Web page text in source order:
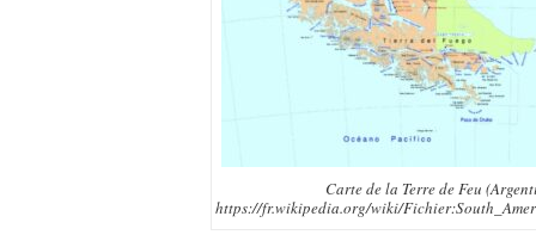
Carte de la Terre de Feu
https://fr.wikipedia.org/wiki/